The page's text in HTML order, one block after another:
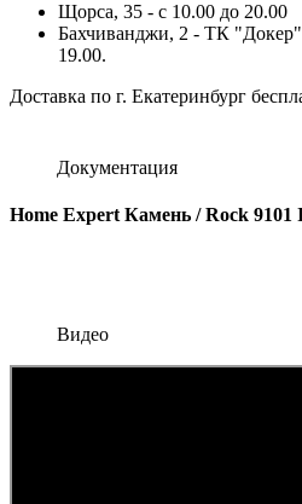
Щорса, 35 - с 10.00 до 20.00
Бахчиванджи, 2 - ТК
19.00.
Доставка по г. Екатеринбург
Документация
Home Expert Камень / Rock
Видео